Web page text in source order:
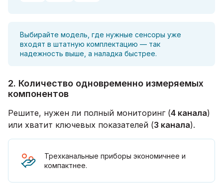
Выбирайте модель, где нужные сенсоры уже
входят в штатную комплектацию — так
надежность выше, а наладка быстрее.
2. Количество одновременно измеряемых
компонентов
Решите, нужен ли полный мониторинг (4 канала)
или хватит ключевых показателей (3 канала).
Трехканальные приборы экономичнее и
компактнее.